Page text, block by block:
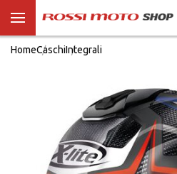
HomeCaschiIntegrali